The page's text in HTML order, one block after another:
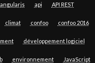
angularjs api API REST
climat confoo confoo 2016
développement logiciel
environnement JavaScript